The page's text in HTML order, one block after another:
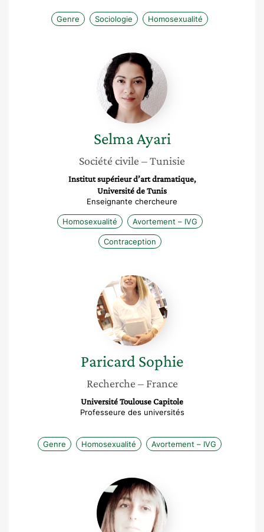
Genre Sociologie Homosexualité
Selma
Ayari
SelmaAyari
Société civile – Tunisie
Institut supérieur d’art dramatique,
Université de Tunis
Enseignante chercheure
Homosexualité Avortement – IVG
Contraception
Paricard
Sophie
Paricard Sophie
Recherche – France
Université Toulouse Capitole
Professeure des universités
Genre Homosexualité Avortement – IVG
Marie
Pierre
Huillet